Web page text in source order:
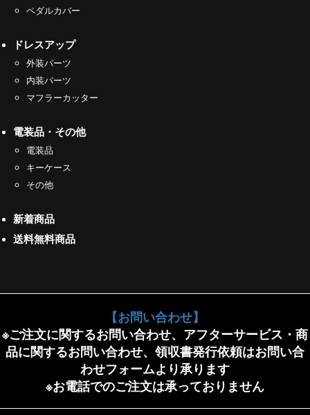
ペダルカバー
ドレスアップ
外装パーツ
内装パーツ
マフラーカッター
電装品・その他
電装品
キーケース
その他
新着商品
送料無料商品
【お問い合わせ】
※ご注文に関するお問い合わせ、アフターサービス・商
品に関するお問い合わせ、領収書発行依頼はお問い合
わせフォームより承ります
※お電話でのご注文は承っておりません